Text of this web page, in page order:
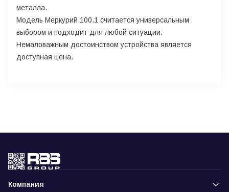
металла.
Модель Меркурий 100.1 считается универсальным
выбором и подходит для любой ситуации.
Немаловажным достоинством устройства является
доступная цена.
Компания